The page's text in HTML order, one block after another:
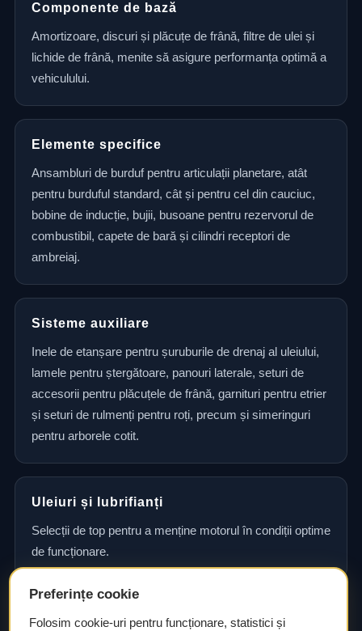
Componente de bază
Amortizoare, discuri și plăcuțe de frână, filtre de ulei și
lichide de frână, menite să asigure performanța optimă a
vehiculului.
Elemente specifice
Ansambluri de burduf pentru articulații planetare, atât
pentru burduful standard, cât și pentru cel din cauciuc,
bobine de inducție, bujii, busoane pentru rezervorul de
combustibil, capete de bară și cilindri receptori de
ambreiaj.
Sisteme auxiliare
Inele de etanșare pentru șuruburile de drenaj al uleiului,
lamele pentru ștergătoare, panouri laterale, seturi de
accesorii pentru plăcuțele de frână, garnituri pentru etrier
și seturi de rulmenți pentru roți, precum și simeringuri
pentru arborele cotit.
Uleiuri și lubrifianți
Selecții de top pentru a menține motorul în condiții optime
de funcționare.
Consultanță și asistență tehnică
Preferințe cookie
Folosim cookie-uri pentru funcționare, statistici și